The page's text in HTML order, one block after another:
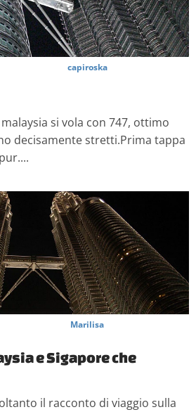
capiroska
si vola con 747, ottimo
decisamente stretti.Prima tappa
Marilisa
e Sigapore che
il racconto di viaggio sulla